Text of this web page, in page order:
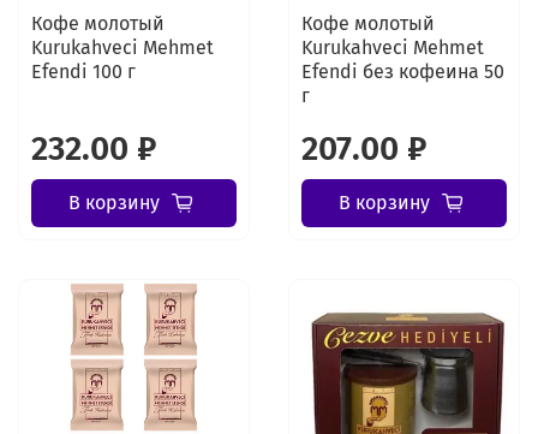
Кофе молотый
Kurukahveci Mehmet
Efendi 100 г
232.00 ₽
В корзину
Кофе молотый
Kurukahveci Mehmet
Efendi без кофеина 50
г
207.00 ₽
В корзину